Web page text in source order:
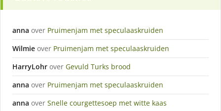
anna over Pruimenjam met speculaaskruiden
Wilmie over Pruimenjam met speculaaskruiden
HarryLohr over Gevuld Turks brood
anna over Pruimenjam met speculaaskruiden
anna over Snelle courgettesoep met witte kaas